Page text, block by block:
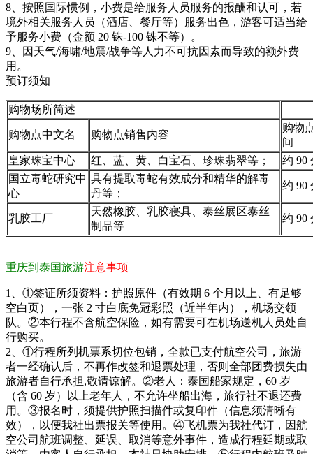
8、按照国际惯例，小费是给服务人员服务的报酬和认可，若
境外相关服务人员（酒店、餐厅等）服务出色，游客可适当给
予服务小费（金额 20 铢-100 铢不等）。
9、因天气/海啸/地震/战争等人力不可抗因素而导致的额外费
用。
预订须知
购物场所简述
购物点中文名 购物点销售内容
购物
间
皇家珠宝中心
红、蓝、黄、白宝石、珍珠翡翠等；
约 90
国立毒蛇研究中
心
具有提取毒蛇有效成分和精华的解毒
丹等；
约 90
乳胶工厂
天然橡胶、乳胶寝具、泰丝展区泰丝
制品等
约 90
重庆到泰国旅游注意事项
1、①签证所须资料：护照原件（有效期 6 个月以上、有足够
空白页），一张 2 寸白底免冠彩照（近半年内），机场交领
队。②本行程不含航空保险，如有需要可在机场送机人员处自
行购买。
2、①行程所列机票系切位包销，全款已支付航空公司，旅游
者一经确认后，不再作改签和退票处理，否则全部团费损失由
旅游者自行承担,敬请谅解。②老人：泰国船家规定，60 岁
（含 60 岁）以上老年人，不允许坐船出海，旅行社不退还费
用。③报名时，须提供护照扫描件或复印件（信息须清晰有
效），以便我社出票报关等使用。④飞机票为我社代订，因航
空公司航班调整、延误、取消等意外事件，造成行程延期或取